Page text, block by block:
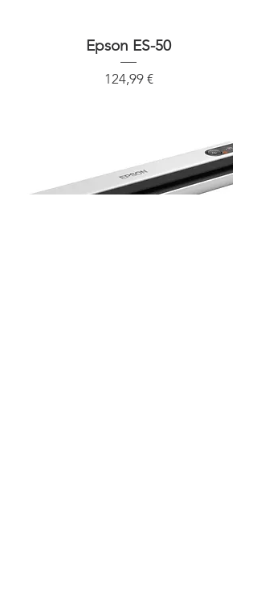
Epson ES-50
Precio
124,99 €